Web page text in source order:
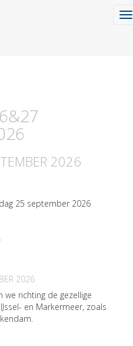
2026
25 september 2026
2026
we richting de gezellige
en Markermeer, zoals